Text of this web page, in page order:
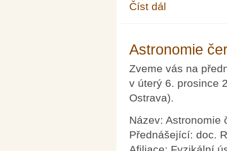
Číst dál
Astronomie
Zveme vás na
v úterý 6. prosince
Ostrava).
Název: Astronomie
Přednášející: doc.